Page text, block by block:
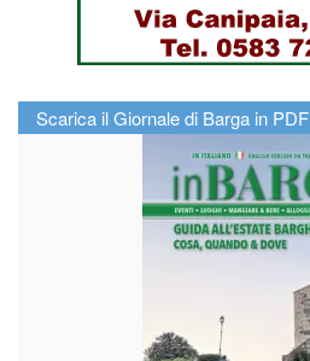
Scarica il Giornale di Barga in PDF